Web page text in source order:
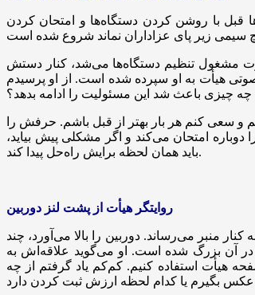
قبل با روشن کردن دستگاه‌ها و امتحان کردن
مشغول تنظیم دستگاه‌ها می‌شد، کنار دستش
صوتی هیأت به او سپرده شده است. از او پرسیدم
چه چیزی باعث شد این مسئولیت را ادامه بدهد؟
و سعی کنم هر بار بهتر از قبل باشم. حرفش را
امتحان می‌کند و اگر مشکلی پیش بیاید،
باید همان لحظه برایش راه‌حل پیدا کند.
روایتگر هیأت از پشت لنز دوربین
منبر می‌رساند. دوربین را بالا می‌آورد، چند
آن بزرگ شده است. او می‌گوید علاقه‌اش به
هیأت استفاده کنیم. کم‌کم یاد گرفتم از چه